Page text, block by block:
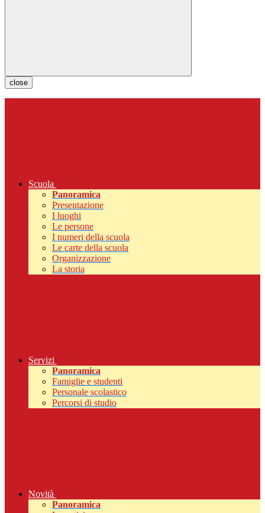
close
Scuola
Panoramica
Presentazione
I luoghi
Le persone
I numeri della scuola
Le carte della scuola
Organizzazione
La storia
Servizi
Panoramica
Famiglie e studenti
Personale scolastico
Percorsi di studio
Novità
Panoramica